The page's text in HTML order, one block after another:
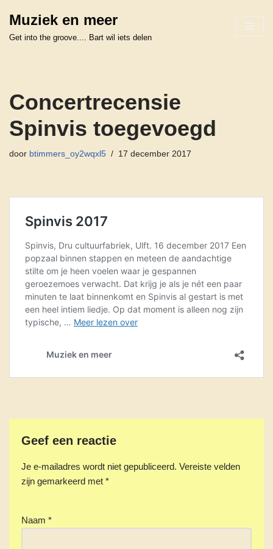
Ga
Muziek en meer
Get into the groove.... Bart wil iets delen
Concertrecensie
Spinvis toegevoegd
door btimmers_oy2wqxl5 17 december 2017
Geef een reactie
Je e-mailadres wordt niet gepubliceerd. Vereiste velden
zijn gemarkeerd met *
Naam *